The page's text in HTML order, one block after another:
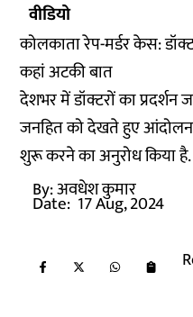
वीडियो
कोलकाता रेप-मर्डर केस:
कहां अटकी बात
देशभर में डॉक्टरों का प्रदर्शन
जनहित को देखते हुए
शुरू करने का अनुरोध किया है.
By:अवधेश कुमार
Date: 17 Aug, 2024